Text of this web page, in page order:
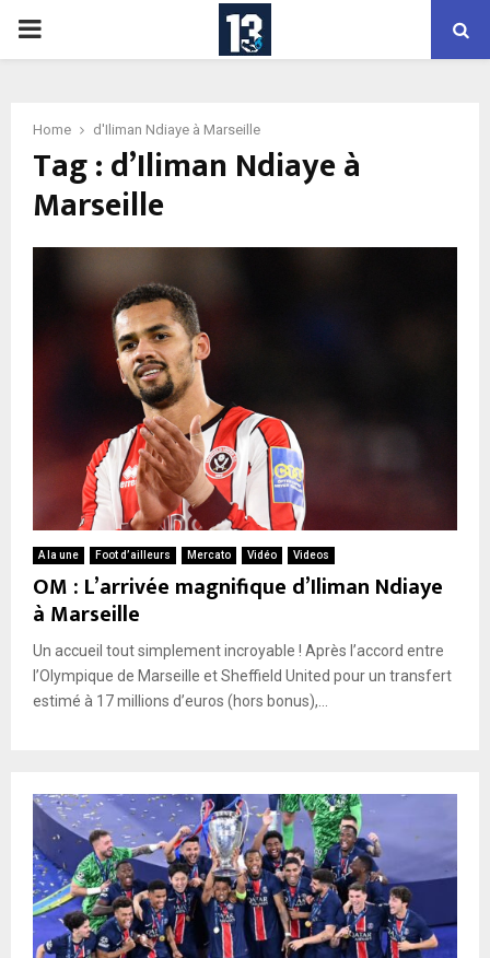
PRIMARY
Home d'Iliman Ndiaye à Marseille
Tag : d’Iliman Ndiaye à
Marseille
A la une Foot d’ailleurs Mercato Vidéo Videos
OM : L’arrivée magnifique d’Iliman Ndiaye
à Marseille
Un accueil tout simplement incroyable ! Après l’accord entre
l’Olympique de Marseille et Sheffield United pour un transfert
estimé à 17 millions d’euros (hors bonus),...